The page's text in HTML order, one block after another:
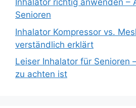
Inhalator richtig anwenden –
Senioren
Inhalator Kompressor vs.
verständlich erklärt
Leiser Inhalator für Senioren
zu achten ist